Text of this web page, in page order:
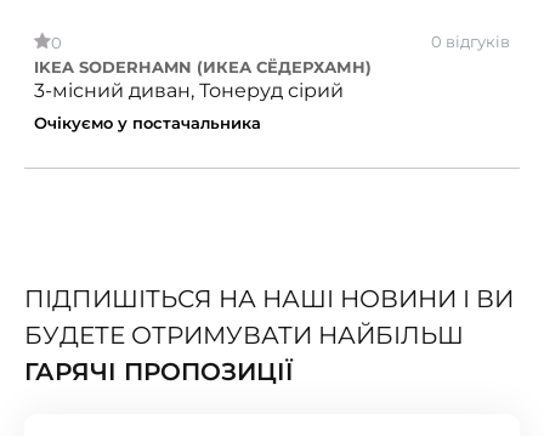
0
0 відгуків
IKEA SODERHAMN (ИКЕА СЁДЕРХАМН)
3-місний диван, Тонеруд сірий
Очікуємо у постачальника
ПІДПИШІТЬСЯ НА НАШІ НОВИНИ І ВИ
БУДЕТЕ ОТРИМУВАТИ НАЙБІЛЬШ
ГАРЯЧІ ПРОПОЗИЦІЇ